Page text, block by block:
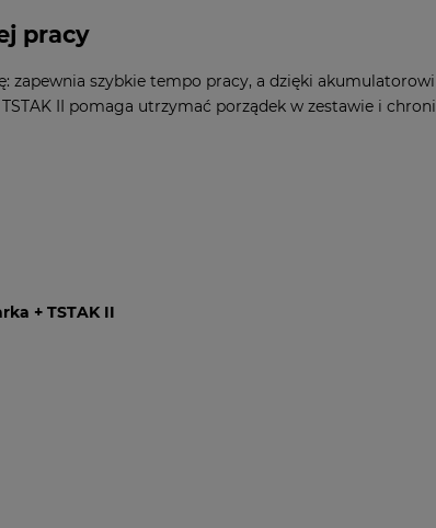
pracy
zapewnia szybkie tempo pracy, a dzięki akumulatorowi
II pomaga utrzymać porządek w zestawie i
+ TSTAK II